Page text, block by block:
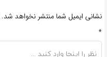
نشانی ایمیل شما منتشر نخواهد شد.
*